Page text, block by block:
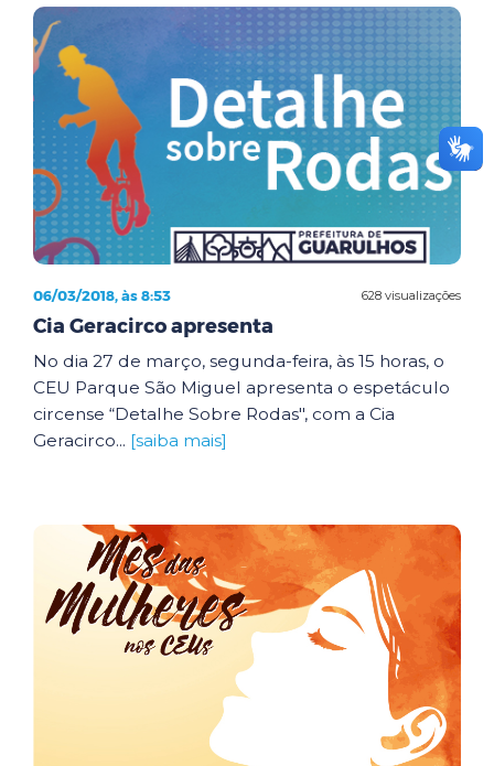
628 visualizações
06/03/2018, às 8:53
Cia Geracirco apresenta
No dia 27 de março, segunda-feira, às 15 horas, o
CEU Parque São Miguel apresenta o espetáculo
circense “Detalhe Sobre Rodas", com a Cia
Geracirco... [saiba mais]